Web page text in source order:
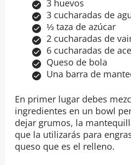
3 huevos
3 cucharadas de
⅓ taza de azúcar
2 cucharadas de
6 cucharadas de
Queso de bola
Una barra de
En primer lugar debes
ingredientes en un bowl
dejar grumos, la
que la utilizarás para
queso que es el relleno.